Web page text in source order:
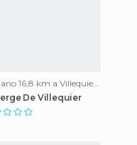
De Villequier